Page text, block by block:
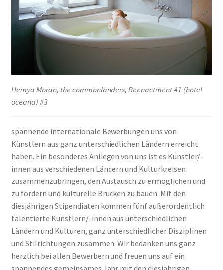
Hemya Moran, the commonlanders, Reenactment 41 (hotel
oceana) #3
spannende internationale Bewerbungen uns von
Künstlern aus ganz unterschiedlichen Ländern erreicht
haben. Ein besonderes Anliegen von uns ist es Künstler/-
innen aus verschiedenen Ländern und Kulturkreisen
zusammenzubringen, den Austausch zu ermöglichen und
zu fördern und kulturelle Brücken zu bauen. Mit den
diesjährigen Stipendiaten kommen fünf außerordentlich
talentierte Künstlern/-innen aus unterschiedlichen
Ländern und Kulturen, ganz unterschiedlicher Disziplinen
und Stilrichtungen zusammen. Wir bedanken uns ganz
herzlich bei allen Bewerbern und freuen uns auf ein
spannendes gemeinsames Jahr mit den diesjährigen